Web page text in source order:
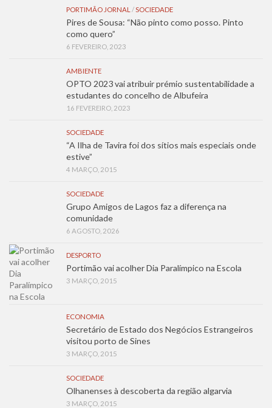
PORTIMÃO JORNAL / SOCIEDADE
Pires de Sousa: “Não pinto como posso. Pinto
como quero”
6 FEVEREIRO, 2023
AMBIENTE
OPTO 2023 vai atribuir prémio sustentabilidade a
estudantes do concelho de Albufeira
16 FEVEREIRO, 2023
SOCIEDADE
“A Ilha de Tavira foi dos sítios mais especiais onde
estive”
4 MARÇO, 2015
SOCIEDADE
Grupo Amigos de Lagos faz a diferença na
comunidade
6 AGOSTO, 2026
DESPORTO
Portimão vai acolher Dia Paralímpico na Escola
3 MARÇO, 2015
ECONOMIA
Secretário de Estado dos Negócios Estrangeiros
visitou porto de Sines
3 MARÇO, 2015
SOCIEDADE
Olhanenses à descoberta da região algarvia
3 MARÇO, 2015